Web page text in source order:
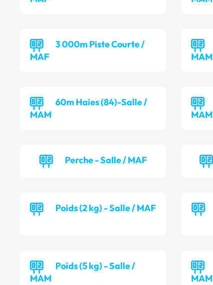
3 000m Piste Courte /
MAF
MAM
60m Haies (84)-Salle /
MAM
MAM
Perche - Salle / MAF
Poids (2 kg) - Salle / MAF
Poids (5 kg) - Salle /
MAM
MAM